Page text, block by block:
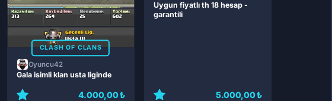
CLASH OF CLANS
Oyuncu42
Gala isimli klan usta liginde
4.000,00 ₺
Uygun fiyatlı th 18 hesap -
garantili
5.000,00 ₺